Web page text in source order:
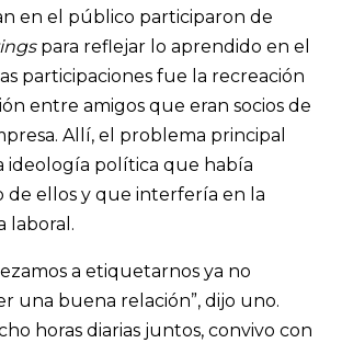
en el público participaron de
para reflejar lo aprendido en el
participaciones fue la recreación
entre amigos que eran socios de
Allí, el problema principal
ideología política que había
de ellos y que interfería en la
laboral.
a etiquetarnos ya no
una buena relación”, dijo uno.
horas diarias juntos, convivo con